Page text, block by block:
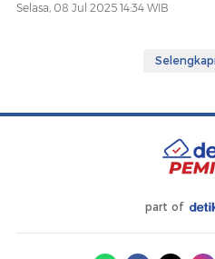
Selasa, 08 Jul 2025 14:34 WIB
part of